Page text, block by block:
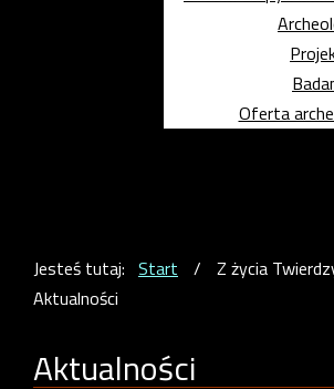
Oferta
Jesteś tutaj: Start / Z życia
Aktualności
Aktualności